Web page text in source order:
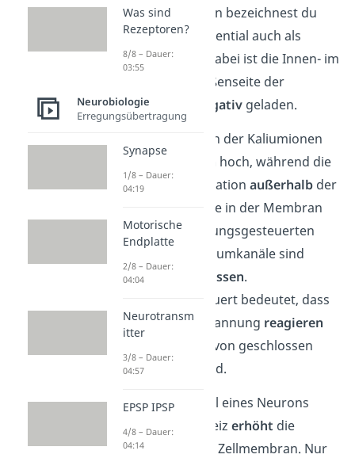
etwa-70 mV.
Dann bezeichnest du
das Membranpotential auch als
Ruhepotential
. Dabei ist die Innen- im
Vergleich zur Außenseite der
Zellmembran
negativgeladen.
Die Konzentration der Kaliumionen
ist im
Zellinneren
hoch, während die
Natriumkonzentration außerhalb der
ist. Die in der Membran
liegenden spannungsgesteuerten
Natrium- und Kaliumkanäle sind
zunächst
geschlossen.
Spannungsgesteuert bedeutet, dass
die Kanäle auf Spannung reagieren
und abhängig davon geschlossen
oder geöffnet sind.
Ein am Axonhügel eines Neurons
ankommender Reiz erhöht die
Spannung an der Zellmembran. Nur
Was sind
Rezeptoren?
8/8 – Dauer:
03:55
Neurobiologie
Erregungsübertragung
Synapse
1/8 – Dauer:
04:19
Motorische
Endplatte
2/8 – Dauer:
04:04
Neurotransm
itter
3/8 – Dauer:
04:57
EPSP IPSP
4/8 – Dauer:
04:14